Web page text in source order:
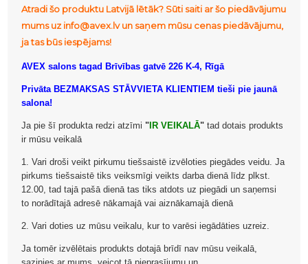
Atradi šo produktu Latvijā lētāk? Sūti saiti ar šo piedāvājumu
mums uz info@avex.lv un saņem mūsu cenas piedāvājumu,
ja tas būs iespējams!
AVEX salons tagad Brīvības gatvē 226 K-4, Rīgā
Privāta BEZMAKSAS STĀVVIETA KLIENTIEM tieši pie jaunā
salona!
Ja pie šī produkta redzi atzīmi " IR VEIKALĀ" tad dotais produkts
ir mūsu veikalā
1. Vari droši veikt pirkumu tiešsaistē izvēloties piegādes veidu. Ja
pirkums tiešsaistē tiks veiksmīgi veikts darba dienā līdz plkst.
12.00, tad tajā pašā dienā tas tiks atdots uz piegādi un saņemsi
to norādītajā adresē nākamajā vai aiznākamajā dienā
2. Vari doties uz mūsu veikalu, kur to varēsi iegādāties uzreiz.
Ja tomēr izvēlētais produkts dotajā brīdī nav mūsu veikalā,